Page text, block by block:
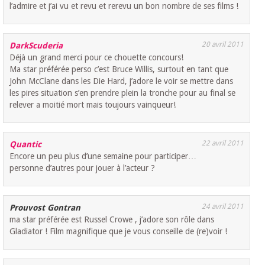
l’admire et j’ai vu et revu et rerevu un bon nombre de ses films !
DarkScuderia 20 avril 2011
Déjà un grand merci pour ce chouette concours!
Ma star préférée perso c’est Bruce Willis, surtout en tant que
John McClane dans les Die Hard, j’adore le voir se mettre dans
les pires situation s’en prendre plein la tronche pour au final se
relever a moitié mort mais toujours vainqueur!
Quantic 22 avril 2011
Encore un peu plus d’une semaine pour participer…
personne d’autres pour jouer à l’acteur ?
Prouvost Gontran 24 avril 2011
ma star préférée est Russel Crowe , j’adore son rôle dans
Gladiator ! Film magnifique que je vous conseille de (re)voir !